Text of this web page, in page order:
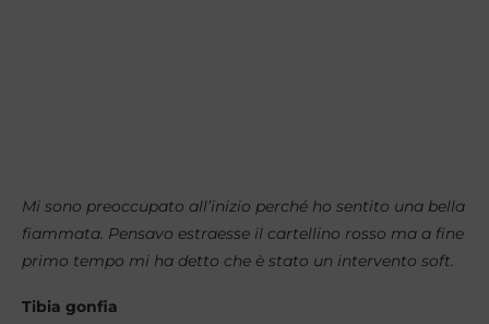
Mi sono preoccupato all’inizio perché ho sentito una bella
fiammata. Pensavo estraesse il cartellino rosso ma a fine
primo tempo mi ha detto che è stato un intervento soft.
Tibia gonfia